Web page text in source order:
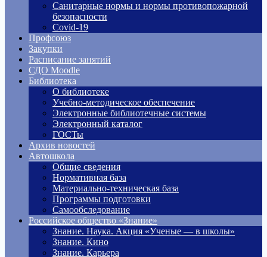
Санитарные нормы и нормы противопожарной
безопасности
Covid-19
Профсоюз
Закупки
Расписание занятий
СДО Moodle
Библиотека
О библиотеке
Учебно-методическое обеспечение
Электронные библиотечные системы
Электронный каталог
ГОСТы
Архив новостей
Автошкола
Общие сведения
Нормативная база
Материально-техническая база
Программы подготовки
Самообследование
Российское общество «Знание»
Знание. Наука. Акция «Ученые — в школы»
Знание. Кино
Знание. Карьера